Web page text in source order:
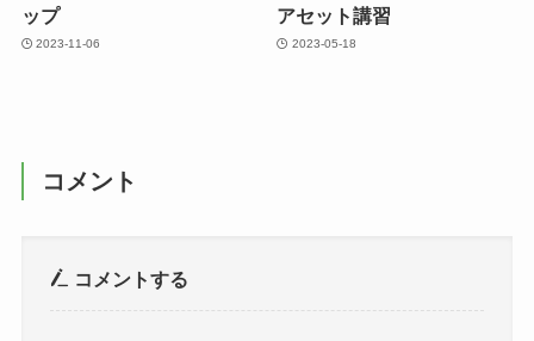
ップ
2023-11-06
アセット講習
2023-05-18
コメント
コメントする